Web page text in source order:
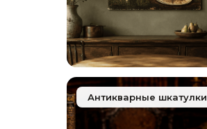
Антикварные шкатулки